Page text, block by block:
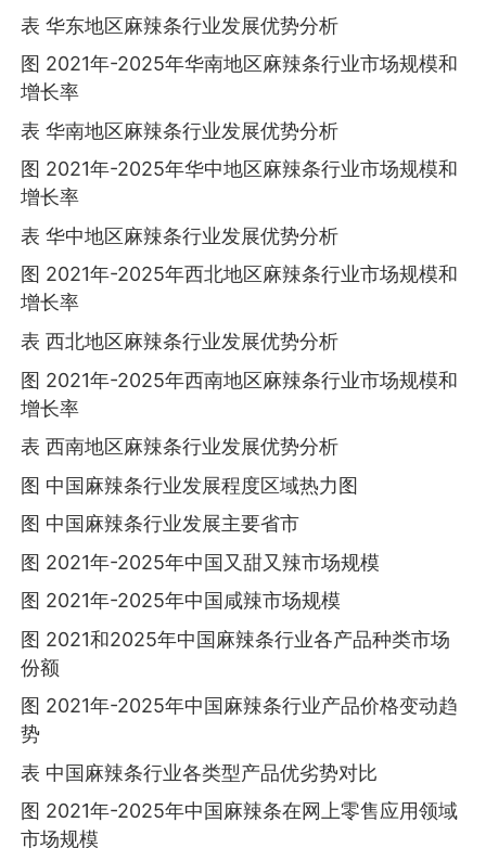
表 华东地区麻辣条行业发展优势分析
图 2021年-2025年华南地区麻辣条行业市场规模和
增长率
表 华南地区麻辣条行业发展优势分析
图 2021年-2025年华中地区麻辣条行业市场规模和
增长率
表 华中地区麻辣条行业发展优势分析
图 2021年-2025年西北地区麻辣条行业市场规模和
增长率
表 西北地区麻辣条行业发展优势分析
图 2021年-2025年西南地区麻辣条行业市场规模和
增长率
表 西南地区麻辣条行业发展优势分析
图 中国麻辣条行业发展程度区域热力图
图 中国麻辣条行业发展主要省市
图 2021年-2025年中国又甜又辣市场规模
图 2021年-2025年中国咸辣市场规模
图 2021和2025年中国麻辣条行业各产品种类市场
份额
图 2021年-2025年中国麻辣条行业产品价格变动趋
势
表 中国麻辣条行业各类型产品优劣势对比
图 2021年-2025年中国麻辣条在网上零售应用领域
市场规模